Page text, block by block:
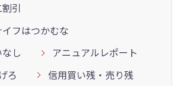
引
フはつかむな
し
アニュアルレポート
ろ
信用買い残・売り残